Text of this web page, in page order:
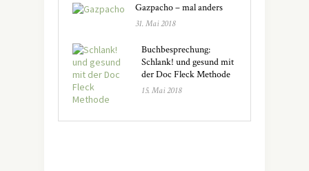
Gazpacho – mal anders
31. Mai 2018
Buchbesprechung:
Schlank! und gesund mit
der Doc Fleck Methode
15. Mai 2018